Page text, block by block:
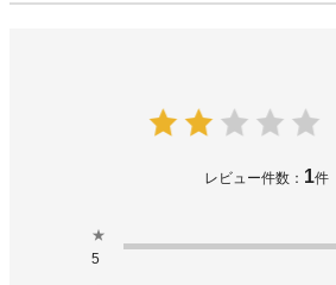
レビュー件数： 1件
★
5